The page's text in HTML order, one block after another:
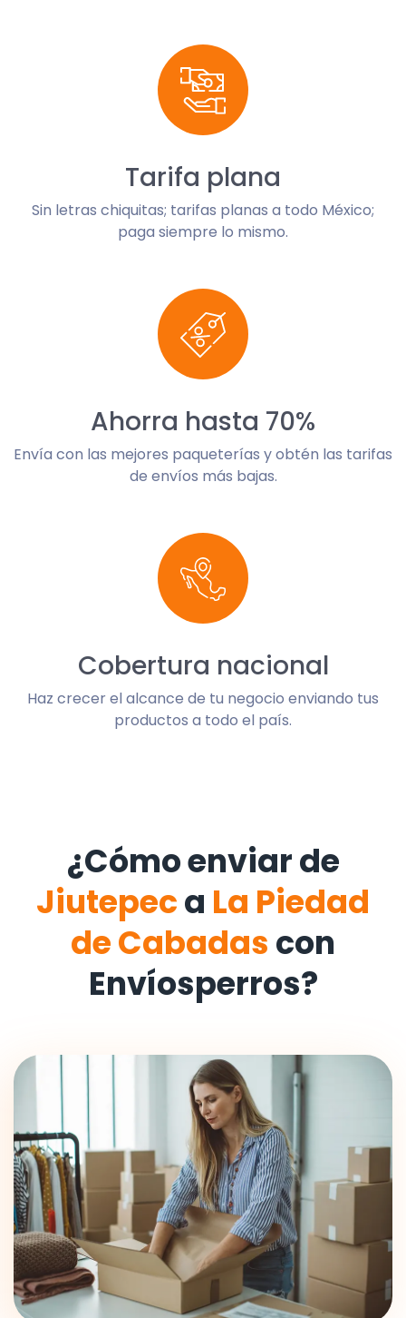
Tarifa plana
Sin letras chiquitas; tarifas planas a todo México;
paga siempre lo mismo.
Ahorra hasta 70%
Envía con las mejores paqueterías y obtén las tarifas
de envíos más bajas.
Cobertura nacional
Haz crecer el alcance de tu negocio enviando tus
productos a todo el país.
¿Cómo enviar de
Jiutepeca La Piedad
de Cabadas con
Envíosperros?